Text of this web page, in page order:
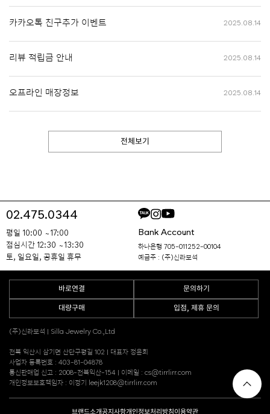
카카오톡 친구추가 이벤트 2025.08.14
리뷰 적립금 안내 2025.08.14
오프라인 매장정보 2025.08.14
전체보기
02.475.0344
평일 10:00 ~ 17:00
점심시간 12:30 ~ 13:30
토, 일요일, 공휴일 휴무
Bank Account
하나은행 705-011252-00104
예금주 : (주)신라보석
바로연결 문의하기
대량구매 입점, 제휴 문의
(주)신라보석 | Silla Jewelry Co.,Ltd
전북 익산시 삼기면 산단구평길 102 | 대표자 정윤희
사업자 등록번호 : 403-81-04878
통신판매업 신고 : 2008-전북익산-154 | 이메일 : cs@tirrlirr.com
개인정보보호책임자 : 이정기 leejk1208@tirrlirr.com